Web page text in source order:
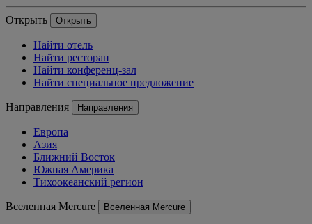
Открыть Открыть
Найти отель
Найти ресторан
Найти конференц-зал
Найти специальное предложение
Направления Направления
Европа
Азия
Ближний Восток
Южная Америка
Тихоокеанский регион
Вселенная Mercure Вселенная Mercure